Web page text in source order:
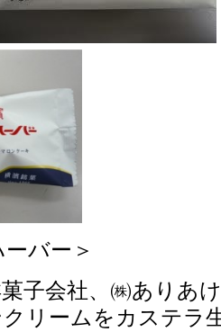
バー＞
子会社、㈱ありあ
リームをカステラ